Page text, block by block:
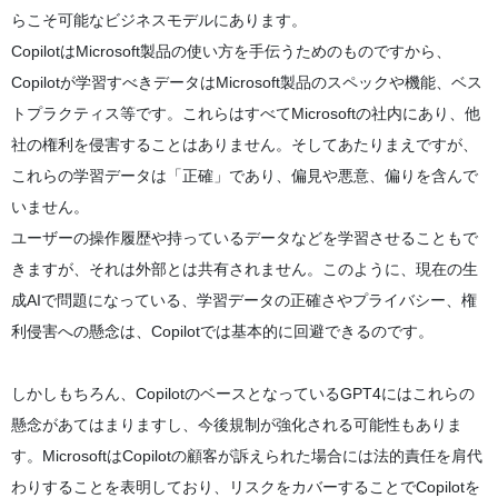
らこそ可能なビジネスモデルにあります。
CopilotはMicrosoft製品の使い方を手伝うためのものですから、
Copilotが学習すべきデータはMicrosoft製品のスペックや機能、ベス
トプラクティス等です。これらはすべてMicrosoftの社内にあり、他
社の権利を侵害することはありません。そしてあたりまえですが、
これらの学習データは「正確」であり、偏見や悪意、偏りを含んで
いません。
ユーザーの操作履歴や持っているデータなどを学習させることもで
きますが、それは外部とは共有されません。このように、現在の生
成AIで問題になっている、学習データの正確さやプライバシー、権
利侵害への懸念は、Copilotでは基本的に回避できるのです。
しかしもちろん、CopilotのベースとなっているGPT4にはこれらの
懸念があてはまりますし、今後規制が強化される可能性もありま
す。MicrosoftはCopilotの顧客が訴えられた場合には法的責任を肩代
わりすることを表明しており、リスクをカバーすることでCopilotを